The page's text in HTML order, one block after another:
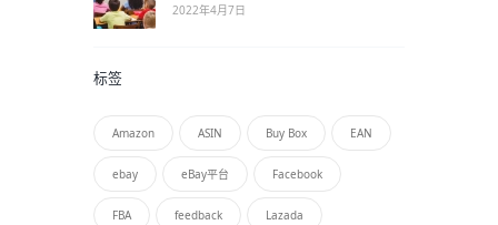
2022年4月7日
标签
Amazon ASIN Buy Box EAN
ebay eBay平台 Facebook
FBA feedback Lazada